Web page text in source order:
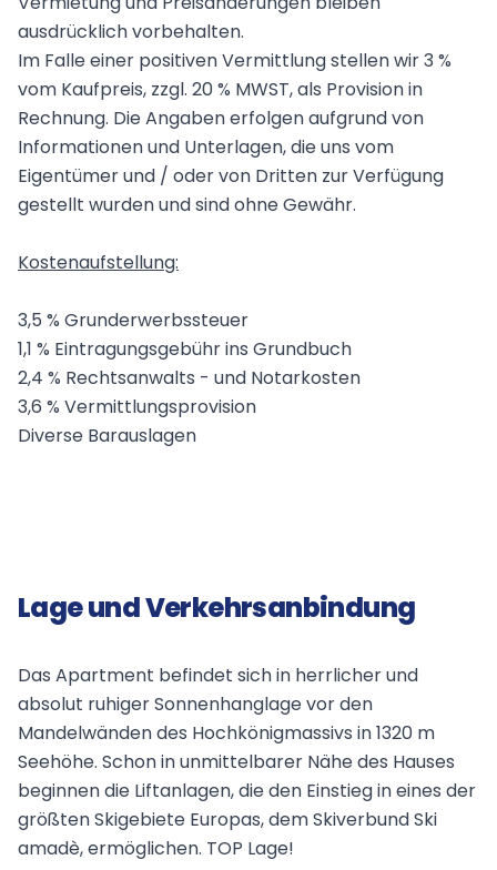
ausdrücklich vorbehalten.
Im Falle einer positiven Vermittlung stellen wir 3 %
vom Kaufpreis, zzgl. 20 % MWST, als Provision in
Rechnung. Die Angaben erfolgen aufgrund von
Informationen und Unterlagen, die uns vom
Eigentümer und / oder von Dritten zur Verfügung
gestellt wurden und sind ohne Gewähr.
Kostenaufstellung:
3,5 % Grunderwerbssteuer
1,1 % Eintragungsgebühr ins Grundbuch
2,4 % Rechtsanwalts - und Notarkosten
3,6 % Vermittlungsprovision
Diverse Barauslagen
Lage und Verkehrsanbindung
Das Apartment befindet sich in herrlicher und
absolut ruhiger Sonnenhanglage vor den
Mandelwänden des Hochkönigmassivs in 1320 m
Seehöhe. Schon in unmittelbarer Nähe des Hauses
beginnen die Liftanlagen, die den Einstieg in eines der
größten Skigebiete Europas, dem Skiverbund Ski
amadè, ermöglichen. TOP Lage!